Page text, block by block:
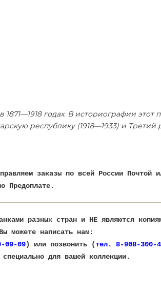
годах. В историографии
республику (1918—1933) и Третий
заказы по всей России Почтой
Предоплате.
разных стран и НЕ являются
можете написать нам:
09-09) или позвонить (тел. 8-908-300-
для вашей коллекции.